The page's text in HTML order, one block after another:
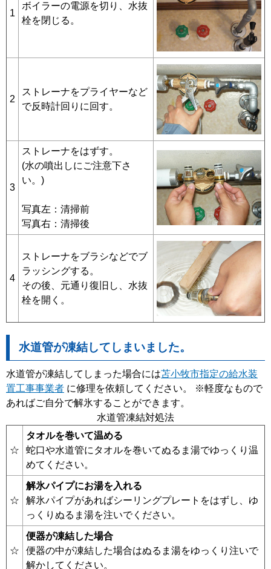
1
ボイラーの電源を切り、水抜
栓を閉じる。
2
ストレーナをプライヤーなど
で反時計回りに回す。
3
ストレーナをはずす。
(水の噴出しにご注意下さ
い。)
写真左：清掃前
写真右：清掃後
4
ストレーナをブラシなどでブ
ラッシングする。
その後、元通り復旧し、水抜
栓を開く。
水道管が凍結してしまいました。
水道管が凍結してしまった場合には苫小牧市指定の給水装
置工事事業者 に修理を依頼してください。 ※軽度なもので
あればご自分で解氷することができます。
水道管凍結対処法
☆
タオルを巻いて温める
蛇口や水道管にタオルを巻いてぬるま湯でゆっくり温
めてください。
☆
解氷パイプにお湯を入れる
解氷パイプがあればシーリングプレートをはずし、ゆ
っくりぬるま湯を注いでください。
☆
便器が凍結した場合
便器の中が凍結した場合はぬるま湯をゆっくり注いで
解かしてください。